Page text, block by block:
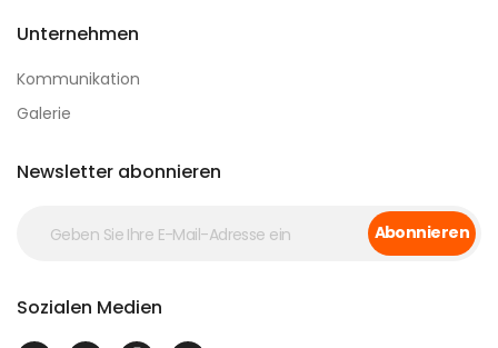
Unternehmen
Kommunikation
Galerie
Newsletter abonnieren
Abonnieren
Sozialen Medien